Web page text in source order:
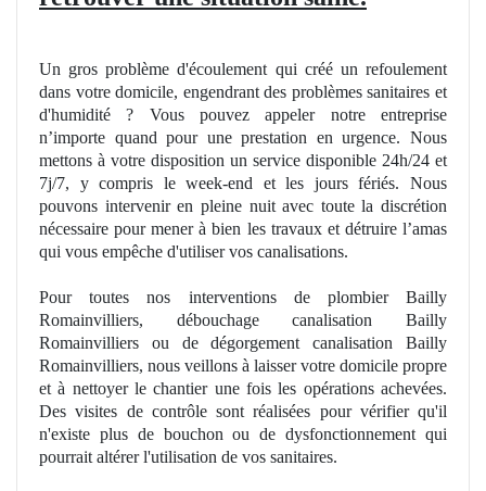
Un gros problème d'écoulement qui créé un refoulement
dans votre domicile, engendrant des problèmes sanitaires et
d'humidité ? Vous pouvez appeler notre entreprise
n’importe quand pour une prestation en urgence. Nous
mettons à votre disposition un service disponible 24h/24 et
7j/7, y compris le week-end et les jours fériés. Nous
pouvons intervenir en pleine nuit avec toute la discrétion
nécessaire pour mener à bien les travaux et détruire l’amas
qui vous empêche d'utiliser vos canalisations.
Pour toutes nos interventions de plombier Bailly
Romainvilliers, débouchage canalisation Bailly
Romainvilliers ou de dégorgement canalisation Bailly
Romainvilliers, nous veillons à laisser votre domicile propre
et à nettoyer le chantier une fois les opérations achevées.
Des visites de contrôle sont réalisées pour vérifier qu'il
n'existe plus de bouchon ou de dysfonctionnement qui
pourrait altérer l'utilisation de vos sanitaires.